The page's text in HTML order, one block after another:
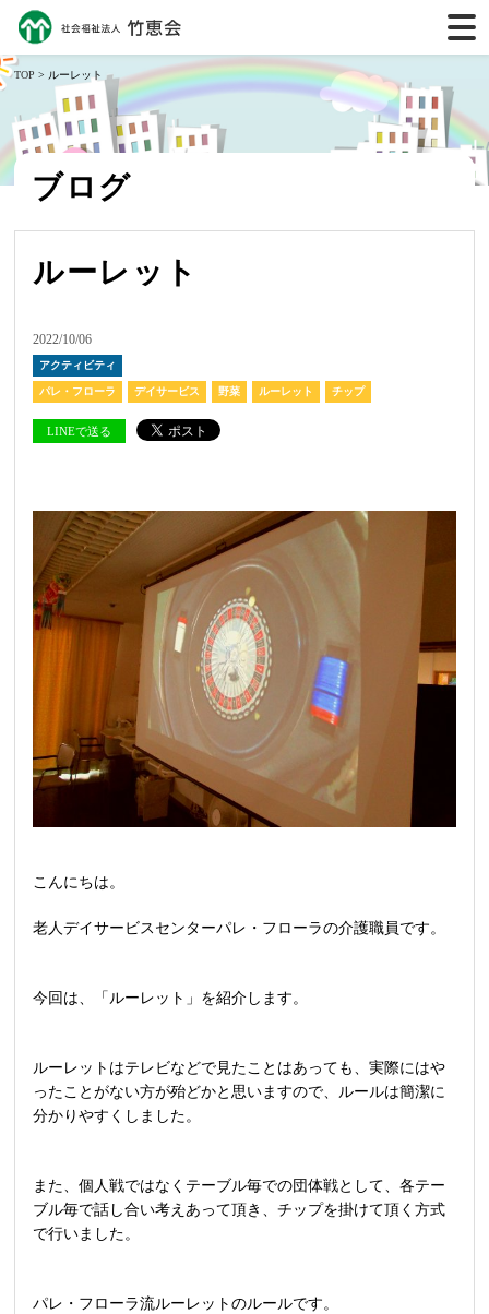
TOP > ルーレット
ブログ
ルーレット
2022/10/06
アクティビティ
パレ・フローラ デイサービス 野菜 ルーレット チップ
LINEで送る
こんにちは。
老人デイサービスセンターパレ・フローラの介護職員です。
今回は、「ルーレット」を紹介します。
ルーレットはテレビなどで見たことはあっても、実際にはや
ったことがない方が殆どかと思いますので、ルールは簡潔に
分かりやすくしました。
また、個人戦ではなくテーブル毎での団体戦として、各テー
ブル毎で話し合い考えあって頂き、チップを掛けて頂く方式
で行いました。
パレ・フローラ流ルーレットのルールです。